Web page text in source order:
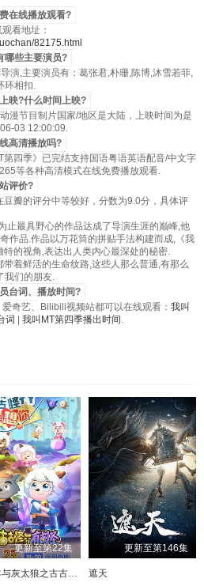
在线播放观看?
看地址：
82175.html
哪些主要演员?
演,主要演员有：葛张君,朴珊,陈博,沐雪若菲,
环相扣.
映?什么时间上映?
漫节目制片国家/地区是大陆，上映时间为是
03 12:00:09.
高清播放吗?
四季》已完结支持国语粤语英语配音/中文字
等各种高清模式在线免费播放观看.
评价?
瓣的评分中等较好，分数为9.0分，具体评
止最具野心的作品达成了导演生涯的巅峰,他
作品.作品以万花筒的拼贴手法构建而成,《我
的视角,表达出人类内心最深处的秘密.
着鲜活的生命纹路,这些人那么普通,有那么
我们的朋友.
台词、播放时间?
奇艺、Bilibili视频站都可以在线观看： 我叫
词 我叫MT第四季播出时间 .
更新至第22集
喜羊羊与灰太狼之古古怪界有古怪
更新至第146集
遮天